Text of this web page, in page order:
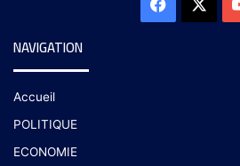
NAVIGATION
Accueil
POLITIQUE
ECONOMIE